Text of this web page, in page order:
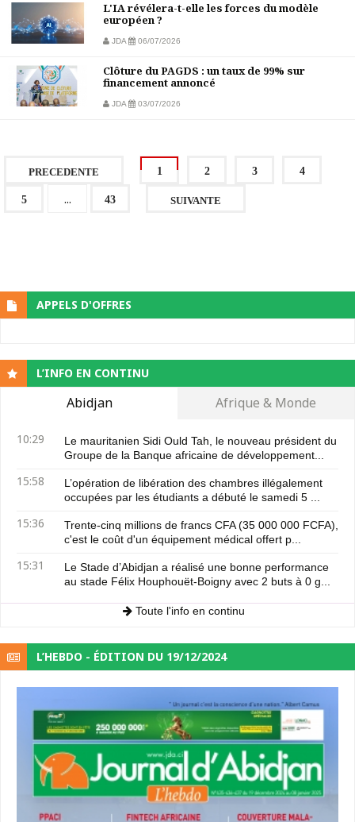
L'IA révélera-t-elle les forces du modèle
européen ?
JDA 06/07/2026
Clôture du PAGDS : un taux de 99% sur
financement annoncé
JDA 03/07/2026
PRECEDENTE 1 2 3 4
5 ... 43 SUIVANTE
APPELS D'OFFRES
L’INFO EN CONTINU
Abidjan Afrique & Monde
10:29
Le mauritanien Sidi Ould Tah, le nouveau président du
Groupe de la Banque africaine de développement...
15:58
L’opération de libération des chambres illégalement
occupées par les étudiants a débuté le samedi 5 ...
15:36
Trente-cinq millions de francs CFA (35 000 000 FCFA),
c'est le coût d'un équipement médical offert p...
15:31
Le Stade d’Abidjan a réalisé une bonne performance
au stade Félix Houphouët-Boigny avec 2 buts à 0 g...
Toute l'info en continu
L’HEBDO - ÉDITION DU 19/12/2024